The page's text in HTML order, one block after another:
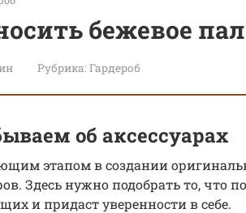
бежевое
Рубрика:Гардероб
об аксессуарах
этапом в создании
Здесь нужно подобрать то, что
и придаст уверенности в себе.